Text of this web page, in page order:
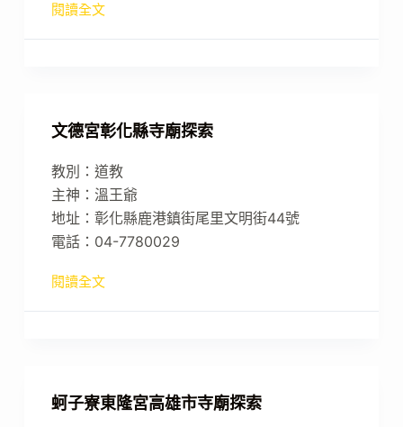
閱讀全文
文德宮彰化縣寺廟探索
教別：道教
主神：溫王爺
地址：彰化縣鹿港鎮街尾里文明街44號
電話：04-7780029
閱讀全文
蚵子寮東隆宮高雄市寺廟探索